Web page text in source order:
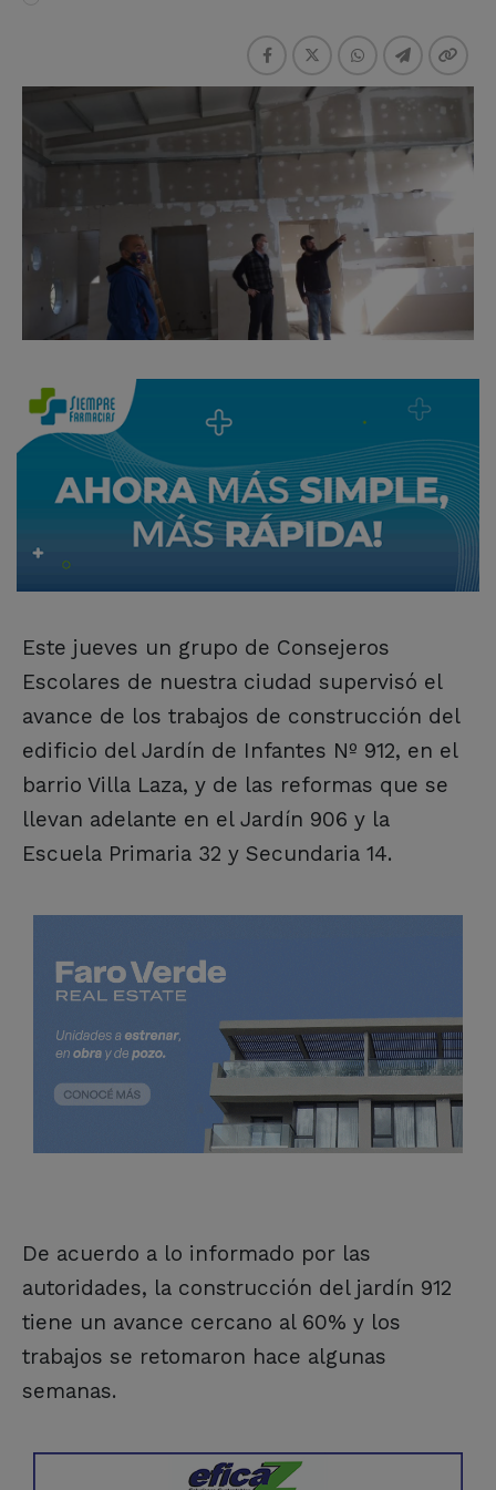
Este jueves un grupo de Consejeros
Escolares de nuestra ciudad supervisó el
avance de los trabajos de construcción del
edificio del Jardín de Infantes Nº 912, en el
barrio Villa Laza, y de las reformas que se
llevan adelante en el Jardín 906 y la
Escuela Primaria 32 y Secundaria 14.
De acuerdo a lo informado por las
autoridades, la construcción del jardín 912
tiene un avance cercano al 60% y los
trabajos se retomaron hace algunas
semanas.